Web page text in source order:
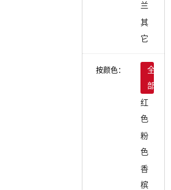
兰
其
它
按颜色：
全
部
红
色
粉
色
香
槟